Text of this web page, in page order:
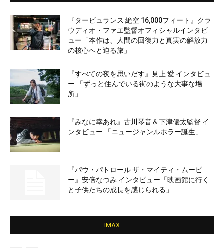
『タービュランス 絶空 16,000フィート』クラ
ウディオ・ファエ監督オフィシャルインタビ
ュー「本作は、人間の回復力と真実の解放力
の核心へと迫る旅」
『すべての夜を思いだす』見上 愛 インタビュ
ー 「ずっと住んでいる街のような大事な場
所」
『みなに幸あれ』古川琴音＆下津優太監督 イ
ンタビュー 「ニュージャンルホラー誕生」
『パウ・パトロール ザ・マイティ・ムービ
ー』安倍なつみ インタビュー「映画館に行く
と子供たちの成長を感じられる」
IMAX